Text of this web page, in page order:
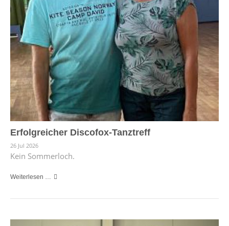
Erfolgreicher Discofox-Tanztreff
26 Jul 2026
Kein Sommerloch.
Weiterlesen …